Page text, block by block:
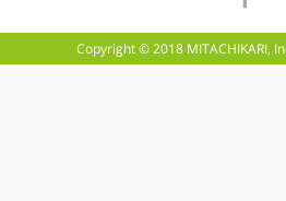
Copyright © 2018 MITACHIKARI,